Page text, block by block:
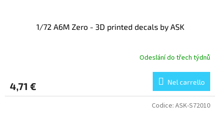
1/72 A6M Zero - 3D printed decals by ASK
Odeslání do třech týdnů
4,71 € Nel carrello
Codice: ASK-S72010